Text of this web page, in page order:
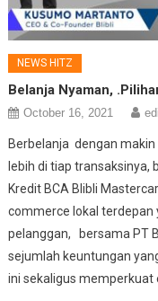
NEWS HITZ
Belanja Nyaman,
October 16, 2021
Berbelanja dengan
lebih di tiap transaksinya,
Kredit BCA Blibli
commerce lokal
pelanggan, bersama PT
sejumlah keuntungan
ini sekaligus memperkuat